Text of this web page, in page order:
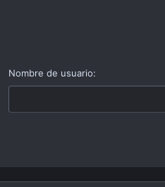
Nombre de usuario